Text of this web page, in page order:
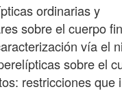
ordinarias y
sobre el cuerpo
vía el
sobre el
restricciones que